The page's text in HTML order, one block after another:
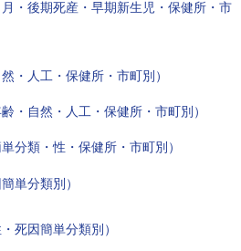
・後期死産・早期新生児・保健所・市
・人工・保健所・市町別）
・自然・人工・保健所・市町別）
分類・性・保健所・市町別）
単分類別）
死因簡単分類別）